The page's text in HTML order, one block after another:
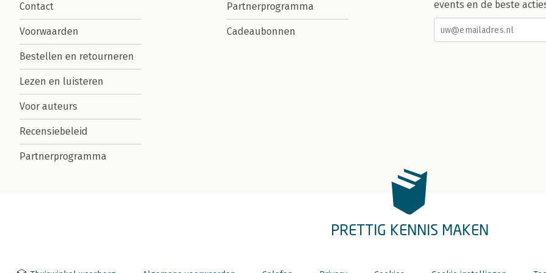
Contact
Voorwaarden
Bestellen en retourneren
Lezen en luisteren
Voor auteurs
Recensiebeleid
Partnerprogramma
Partnerprogramma
Cadeaubonnen
events en de beste
PRETTIG KENNIS MAKEN